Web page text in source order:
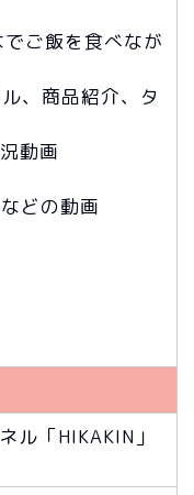
ご飯を食べなが
、商品紹介、タ
動画
どの動画
ル「HIKAKIN」